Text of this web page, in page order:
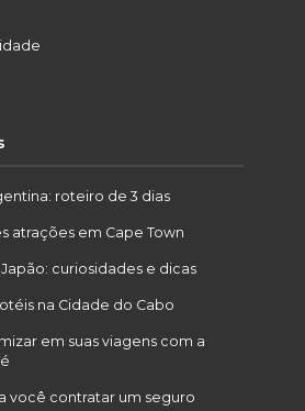
roteiro de 3 dias
atrações em Cape Town
curiosidades e dicas
na Cidade do Cabo
em suas viagens com a
você contratar um seguro